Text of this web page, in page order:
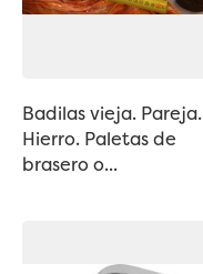
Badilas vieja. Pareja.
Hierro. Paletas de
brasero o...